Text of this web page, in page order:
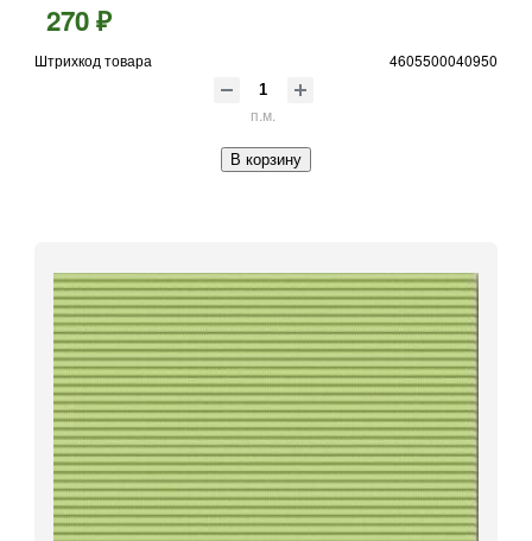
270 ₽
Штрихкод товара 4605500040950
п.м.
В корзину